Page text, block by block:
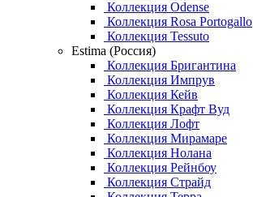
Коллекция Odense
Коллекция Rosa Portogallo
Коллекция Tessuto
Estima (Россия)
Коллекция Бригантина
Коллекция Импрув
Коллекция Кейв
Коллекция Крафт Вуд
Коллекция Лофт
Коллекция Мирамаре
Коллекция Нолана
Коллекция Рейнбоу
Коллекция Страйд